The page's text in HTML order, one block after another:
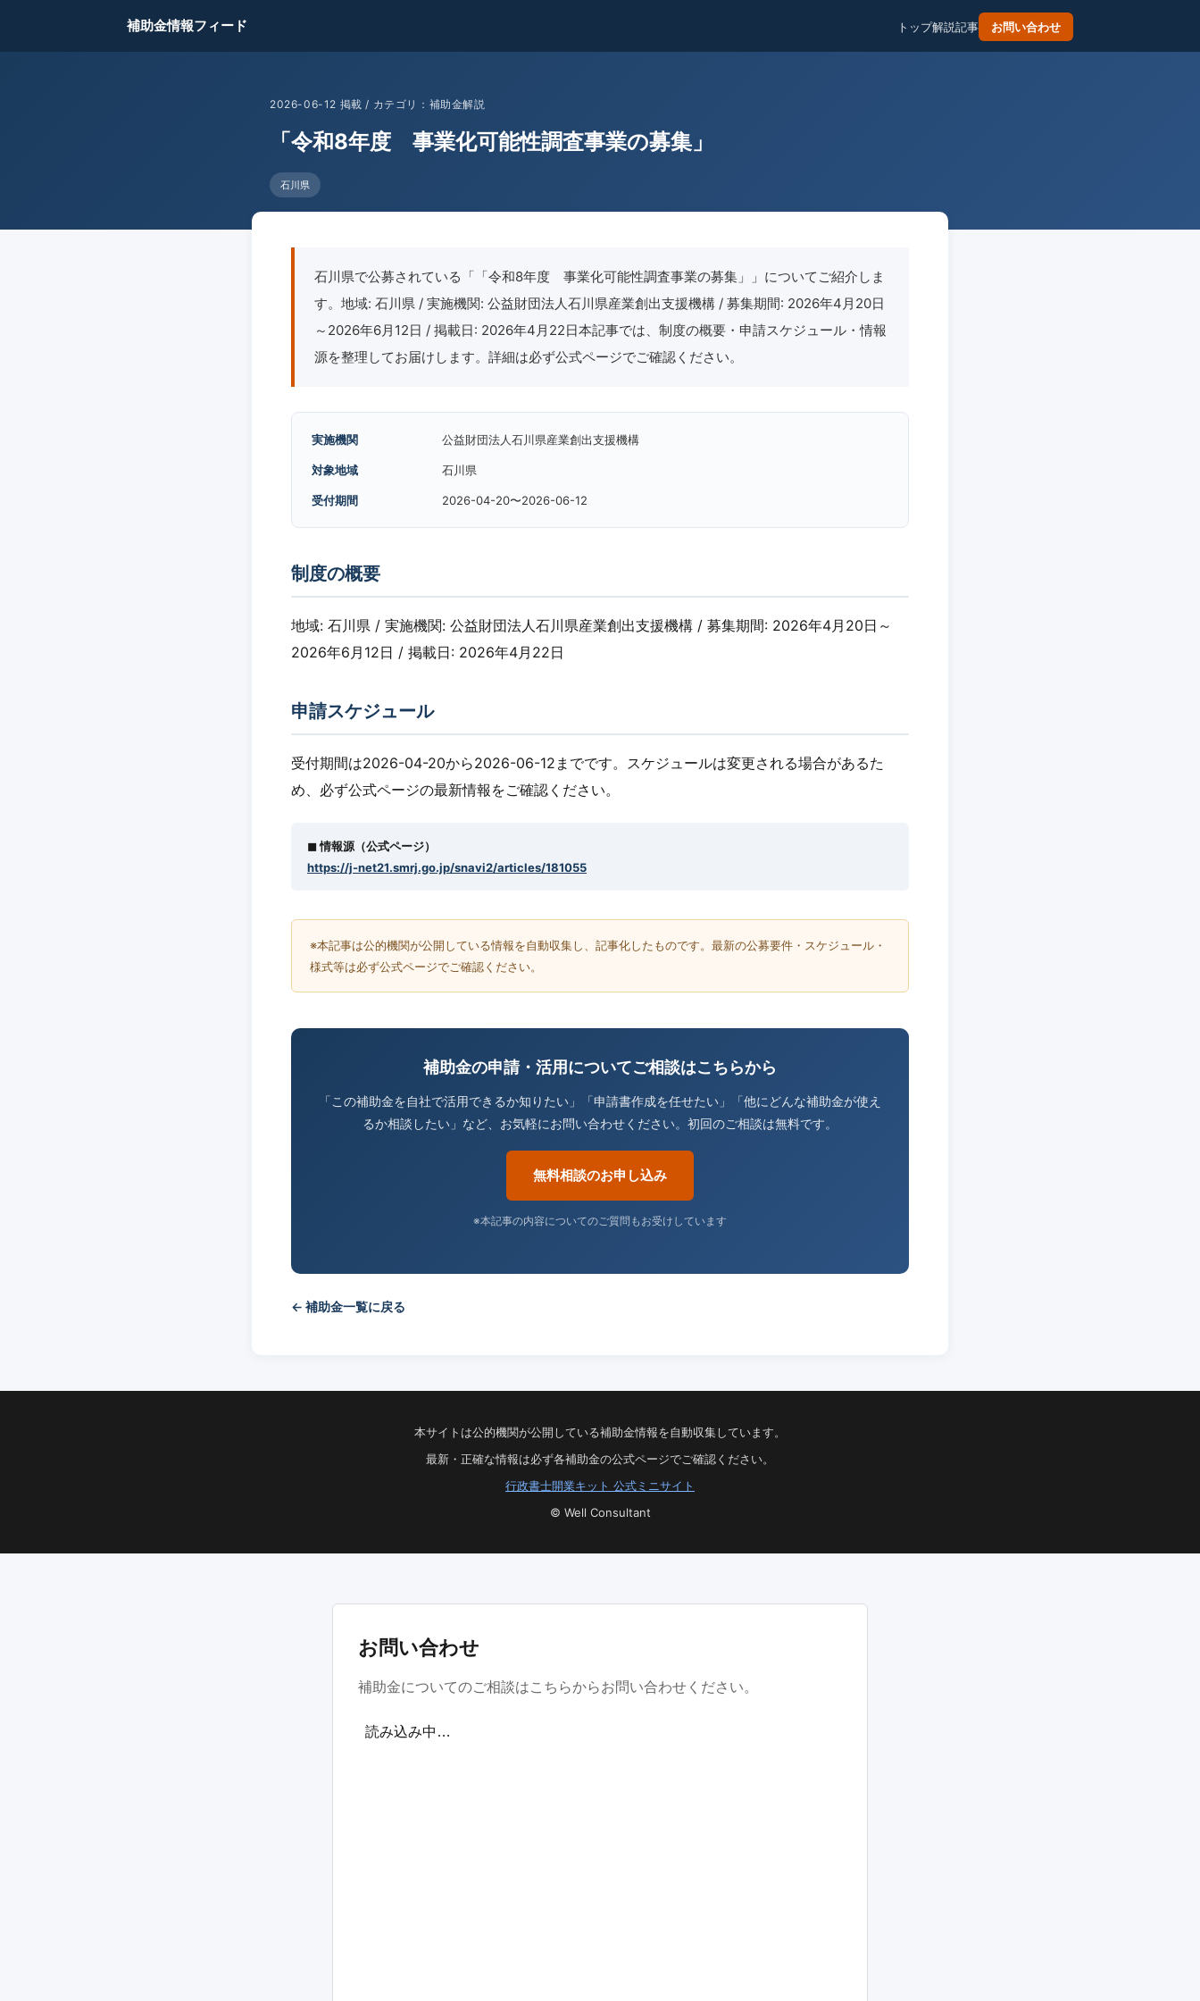
補助金情報フィード トップ解説記事 お問い合わせ
2026-06-12 掲載 / カテゴリ：補助金解説
「令和8年度 事業化可能性調査事業の募集」
石川県
石川県で公募されている「「令和8年度 事業化可能性調査事業の募集」」についてご紹介しま
す。地域: 石川県 / 実施機関: 公益財団法人石川県産業創出支援機構 / 募集期間: 2026年4月20日
～2026年6月12日 / 掲載日: 2026年4月22日本記事では、制度の概要・申請スケジュール・情報
源を整理してお届けします。詳細は必ず公式ページでご確認ください。
実施機関 公益財団法人石川県産業創出支援機構
対象地域 石川県
受付期間 2026-04-20〜2026-06-12
制度の概要
地域: 石川県 / 実施機関: 公益財団法人石川県産業創出支援機構 / 募集期間: 2026年4月20日～
2026年6月12日 / 掲載日: 2026年4月22日
申請スケジュール
受付期間は2026-04-20から2026-06-12までです。スケジュールは変更される場合があるた
め、必ず公式ページの最新情報をご確認ください。
◼︎ 情報源（公式ページ）
https://j-net21.smrj.go.jp/snavi2/articles/181055
※本記事は公的機関が公開している情報を自動収集し、記事化したものです。最新の公募要件・スケジュール・
様式等は必ず公式ページでご確認ください。
補助金の申請・活用についてご相談はこちらから
「この補助金を自社で活用できるか知りたい」「申請書作成を任せたい」「他にどんな補助金が使え
るか相談したい」など、お気軽にお問い合わせください。初回のご相談は無料です。
無料相談のお申し込み
※本記事の内容についてのご質問もお受けしています
← 補助金一覧に戻る
本サイトは公的機関が公開している補助金情報を自動収集しています。
最新・正確な情報は必ず各補助金の公式ページでご確認ください。
行政書士開業キット 公式ミニサイト
© Well Consultant
お問い合わせ
補助金についてのご相談はこちらからお問い合わせください。